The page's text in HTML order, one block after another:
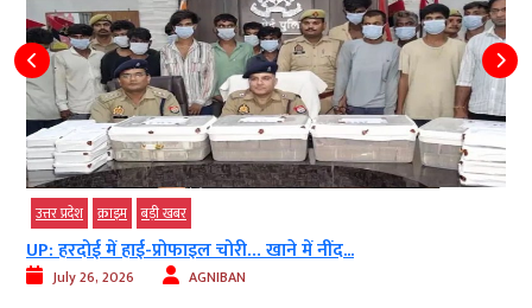
उत्तर प्रदेश क्राइम बड़ी खबर
UP: हरदोई में हाई-प्रोफाइल चोरी… खाने में नींद...
July 26, 2026 AGNIBAN